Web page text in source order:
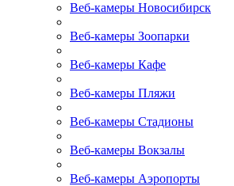
Веб-камеры Новосибирск
Веб-камеры Зоопарки
Веб-камеры Кафе
Веб-камеры Пляжи
Веб-камеры Стадионы
Веб-камеры Вокзалы
Веб-камеры Аэропорты